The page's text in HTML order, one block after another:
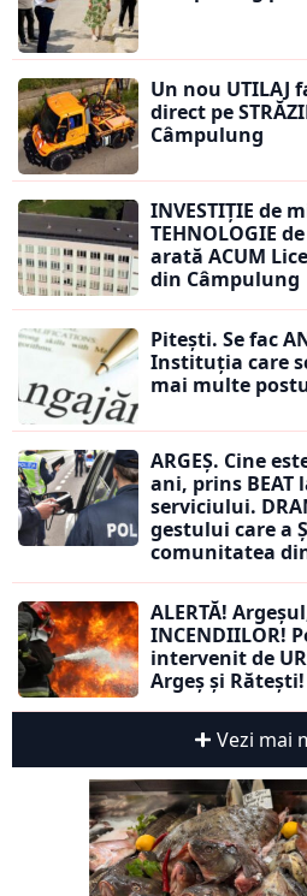
Un nou UTILAJ
direct pe
Câmpulung
INVESTIȚIE de
TEHNOLOGIE
arată ACUM
din Câmpulung
Pitești. Se fac
Instituția care
mai multe
ARGEȘ. Cine
ani, prins
serviciului.
gestului care a
comunitatea
ALERTĂ!
INCENDIILOR!
intervenit de
Argeș și Rătești!
Vezi mai